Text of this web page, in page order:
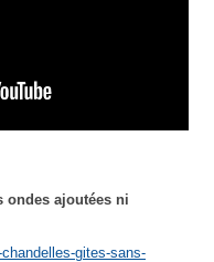
ondes ajoutées ni
gites-sans-